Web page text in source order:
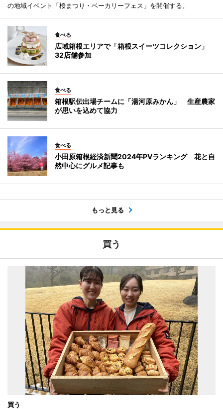
の地域イベント「桜まつり・ベーカリーフェス」を開催する。
食べる
広域箱根エリアで「箱根スイーツコレクション」
32店舗参加
食べる
箱根駅伝出場チームに「湯河原みかん」 生産農家
が思いを込めて協力
食べる
小田原箱根経済新聞2024年PVランキング 花と自
然中心にグルメ記事も
もっと見る
買う
買う